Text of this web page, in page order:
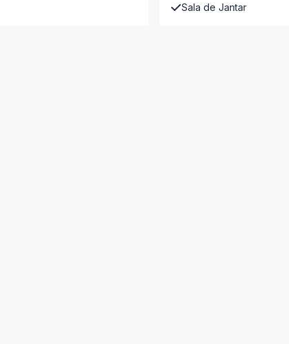
Sala de Jantar